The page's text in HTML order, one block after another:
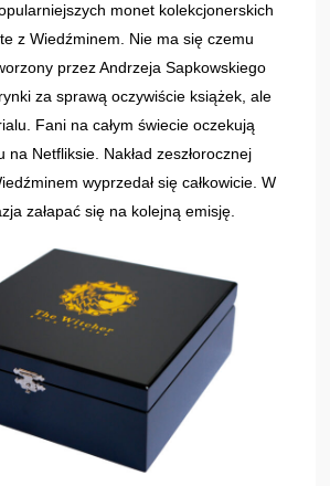
monet kolekcjonerskich
z Wiedźminem. Nie ma się czemu
przez Andrzeja Sapkowskiego
za sprawą oczywiście książek, ale
Fani na całym świecie oczekują
na Netfliksie. Nakład zeszłorocznej
wyprzedał się całkowicie. W
załapać się na kolejną emisję.